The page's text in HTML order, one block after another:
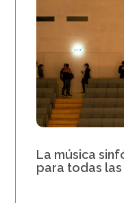
La música
para todas